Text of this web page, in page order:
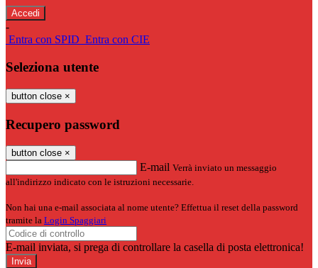
-
Entra con SPID Entra con CIE
Seleziona utente
button close ×
Recupero password
button close ×
E-mail Verrà inviato un messaggio
all'indirizzo indicato con le istruzioni necessarie.
Non hai una e-mail associata al nome utente? Effettua il reset della password
tramite la Login Spaggiari
E-mail inviata, si prega di controllare la casella di posta elettronica!